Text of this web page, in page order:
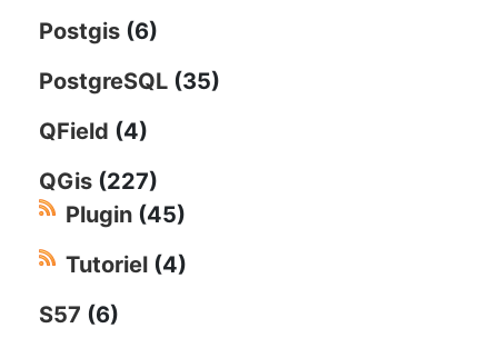
Postgis (6)
PostgreSQL (35)
QField (4)
QGis (227)
Plugin (45)
Tutoriel (4)
S57 (6)